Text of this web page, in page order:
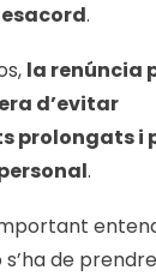
.
la renúncia
d’evitar
prolongats i
.
de